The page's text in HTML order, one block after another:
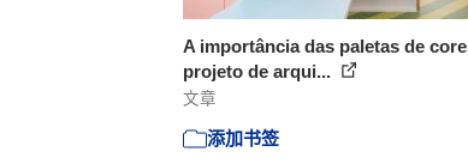
A importância das paletas de
projeto de arqui...
文章
添加书签